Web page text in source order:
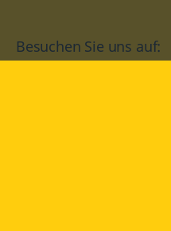
Besuchen Sie uns auf: